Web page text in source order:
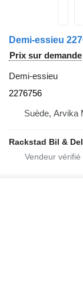
Demi-essieu
Prix sur demande
Demi-essieu
2276756
Suède, Arvika
Rackstad Bil &